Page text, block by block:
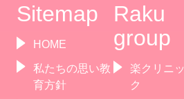
Sitemap
HOME
私たちの思い教
育方針
Raku
group
楽クリニッ
ク